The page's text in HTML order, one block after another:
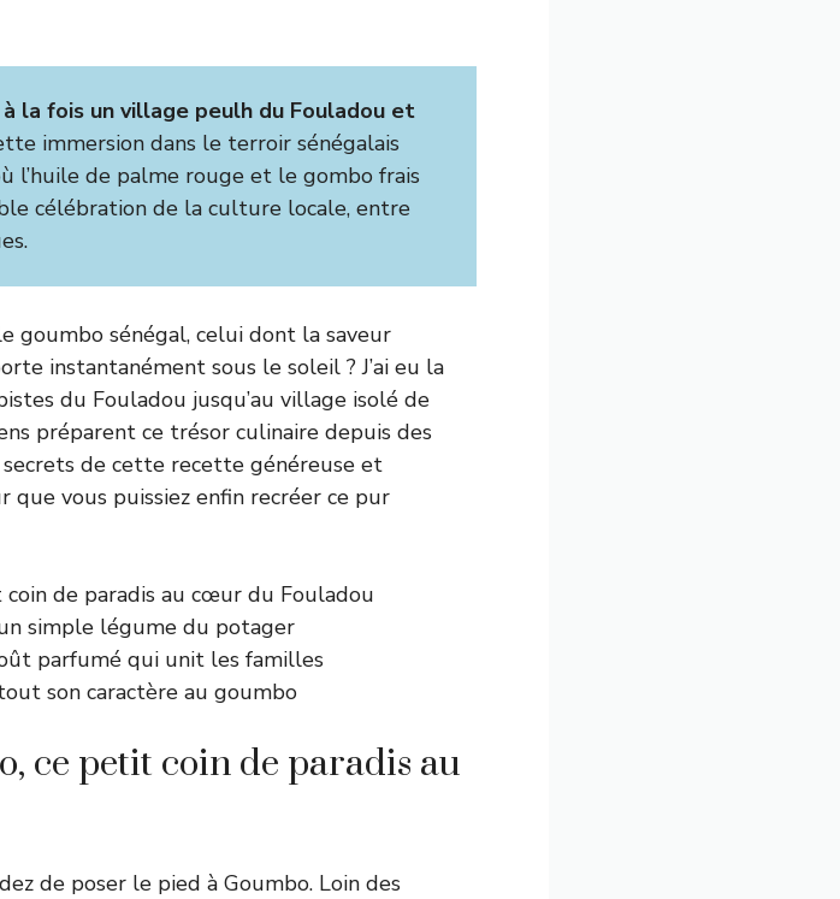
la fois un village peulh du Fouladou et
immersion dans le terroir sénégalais
l’huile de palme rouge et le gombo frais
célébration de la culture locale, entre
goumbo sénégal, celui dont la saveur
instantanément sous le soleil ? J’ai eu la
du Fouladou jusqu’au village isolé de
préparent ce trésor culinaire depuis des
secrets de cette recette généreuse et
que vous puissiez enfin recréer ce pur
de paradis au cœur du Fouladou
simple légume du potager
parfumé qui unit les familles
son caractère au goumbo
ce petit coin de paradis au
de poser le pied à Goumbo. Loin des